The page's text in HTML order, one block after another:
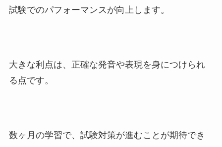
試験でのパフォーマンスが向上します。
大きな利点は、正確な発音や表現を身につけられ
る点です。
数ヶ月の学習で、試験対策が進むことが期待でき